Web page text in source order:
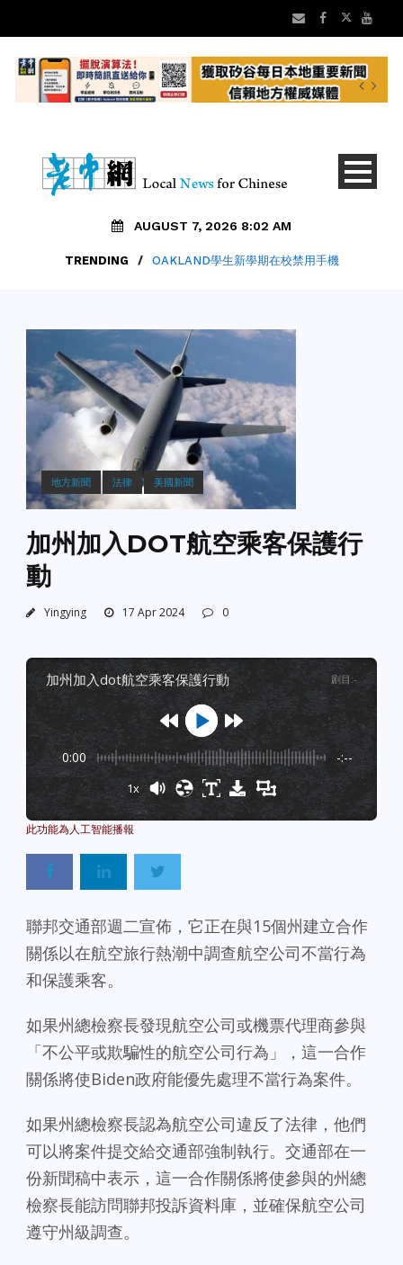
AUGUST 7, 2026 8:02 AM
TRENDING / OAKLAND學生新學期在校禁用手機
地方新聞 法律 美國新聞
加州加入DOT航空乘客保護行
動
Yingying 17 Apr 2024 0
加州加入dot航空乘客保護行動 剧目 :-
0:00 -:--
1x
聯邦交通部週二宣佈，它正在與15個州建立合作
關係以在航空旅行熱潮中調查航空公司不當行為
和保護乘客。
如果州總檢察長發現航空公司或機票代理商參與
「不公平或欺騙性的航空公司行為」，這一合作
關係將使Biden政府能優先處理不當行為案件。
如果州總檢察長認為航空公司違反了法律，他們
可以將案件提交給交通部強制執行。交通部在一
份新聞稿中表示，這一合作關係將使參與的州總
檢察長能訪問聯邦投訴資料庫，並確保航空公司
遵守州級調查。